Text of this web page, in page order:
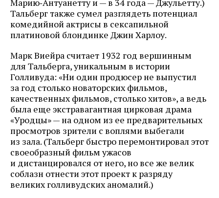
Тальберг также сумел разглядеть потенциал
комедийной актрисы в сексапильной
платиновой блондинке Джин Харлоу.
Марк Виейра считает 1932 год вершинным
для Тальберга, уникальным в истории
Голливуда: «Ни один продюсер не выпустил
за год столько новаторских фильмов,
качественных фильмов, столько хитов», а ведь
была еще экстравагантная цирковая драма
«Уродцы» — на одном из ее предварительных
просмотров зрители с воплями выбегали
из зала. (Тальберг быстро перемонтировал этот
своеобразный фильм ужасов
и дистанцировался от него, но все же велик
соблазн отнести этот проект к разряду
великих голливудских аномалий.)